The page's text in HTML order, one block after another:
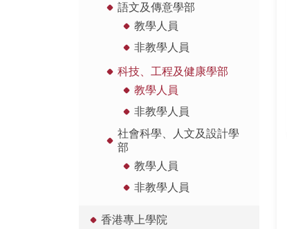
語文及傳意學部
教學人員
非教學人員
科技、工程及健康學部
教學人員
非教學人員
社會科學、人文及設計學
部
教學人員
非教學人員
香港專上學院